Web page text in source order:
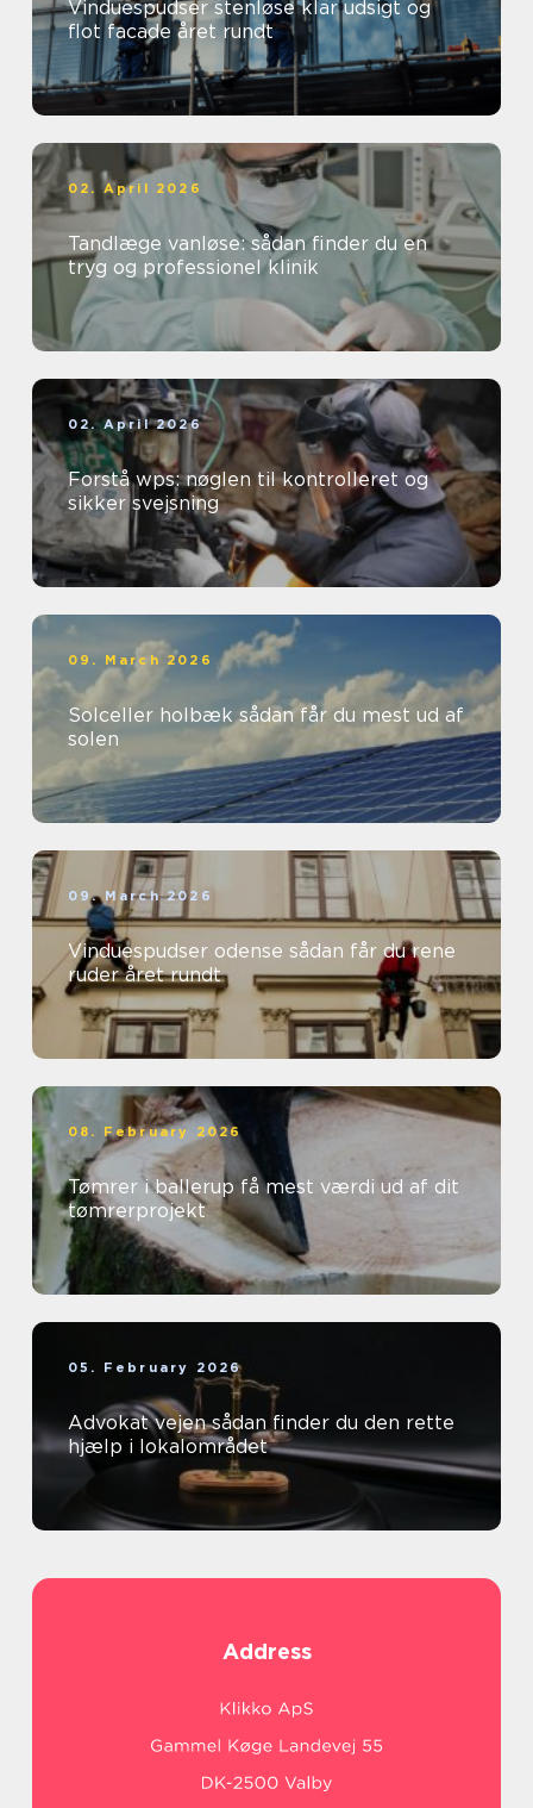
Vinduespudser stenløse klar udsigt og
flot facade året rundt
02. April 2026
Tandlæge vanløse: sådan finder du en
tryg og professionel klinik
02. April 2026
Forstå wps: nøglen til kontrolleret og
sikker svejsning
09. March 2026
Solceller holbæk sådan får du mest ud af
solen
09. March 2026
Vinduespudser odense sådan får du rene
ruder året rundt
08. February 2026
Tømrer i ballerup få mest værdi ud af dit
tømrerprojekt
05. February 2026
Advokat vejen sådan finder du den rette
hjælp i lokalområdet
Address